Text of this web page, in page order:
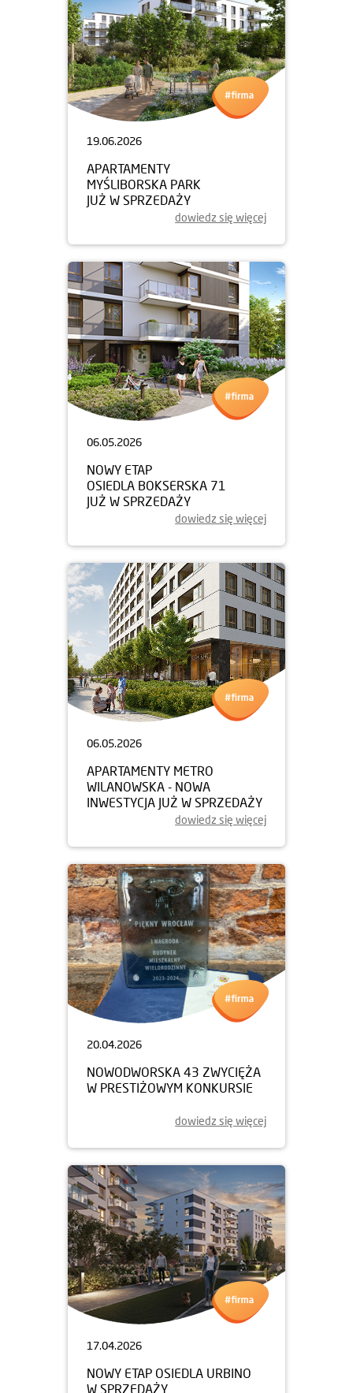
19.06.2026
APARTAMENTY
MYŚLIBORSKA PARK
JUŻ W SPRZEDAŻY
dowiedz się więcej
06.05.2026
NOWY ETAP
OSIEDLA BOKSERSKA 71
JUŻ W SPRZEDAŻY
dowiedz się więcej
06.05.2026
APARTAMENTY METRO
WILANOWSKA - NOWA
INWESTYCJA JUŻ W SPRZEDAŻY
dowiedz się więcej
20.04.2026
NOWODWORSKA 43 ZWYCIĘŻA
W PRESTIŻOWYM KONKURSIE
dowiedz się więcej
17.04.2026
NOWY ETAP OSIEDLA URBINO
W SPRZEDAŻY